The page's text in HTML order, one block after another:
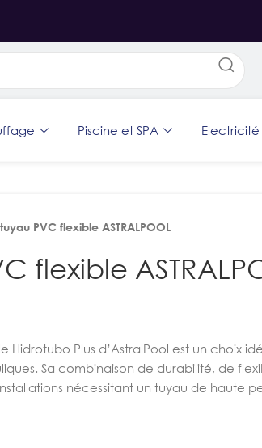
Piscine et SPA Electricité
tuyau PVC flexible ASTRALPOOL
flexible
Hidrotubo Plus d’AstralPool est un choix
Sa combinaison de durabilité, de
nécessitant un tuyau de haute